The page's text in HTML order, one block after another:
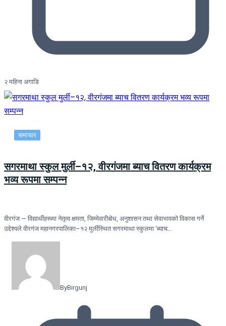
२ महिना अगाडि
समाचार
सगरमाथा स्कुल मुर्ली–१२, वीरगंजमा ब्याच वितरण कार्यक्रम
भव्य रूपमा सम्पन्न
वीरगंज — विद्यार्थीहरूमा नेतृत्व क्षमता, जिम्मेवारीबोध, अनुशासन तथा सेवाभावको विकास गर्ने
उद्देश्यले वीरगंज महानगरपालिका–१२ मुर्लीस्थित सगरमाथा स्कुलमा ‘ब्याच…
ByBirgunj